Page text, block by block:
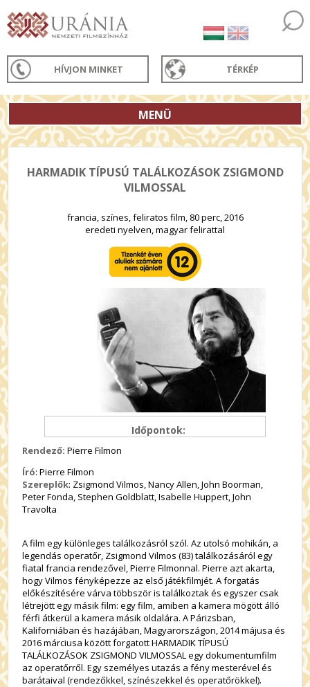
HÍVJON MINKET TÉRKÉP
MENÜ
HARMADIK TÍPUSÚ TALÁLKOZÁSOK ZSIGMOND
VILMOSSAL
francia, színes, feliratos film, 80 perc, 2016
eredeti nyelven, magyar felirattal
Időpontok:
Rendező: Pierre Filmon
Író: Pierre Filmon
Szereplők: Zsigmond Vilmos, Nancy Allen, John Boorman,
Peter Fonda, Stephen Goldblatt, Isabelle Huppert, John
Travolta
A film egy különleges találkozásról szól. Az utolsó mohikán, a
legendás operatőr, Zsigmond Vilmos (83) találkozásáról egy
fiatal francia rendezővel, Pierre Filmonnal. Pierre azt akarta,
hogy Vilmos fényképezze az első játékfilmjét. A forgatás
előkészítésére várva többször is találkoztak és egyszer csak
létrejött egy másik film: egy film, amiben a kamera mögött álló
férfi átkerül a kamera másik oldalára. A Párizsban,
Kaliforniában és hazájában, Magyarországon, 2014 májusa és
2016 márciusa között forgatott HARMADIK TÍPUSÚ
TALÁLKOZÁSOK ZSIGMOND VILMOSSAL egy dokumentumfilm
az operatőrről. Egy személyes utazás a fény mesterével és
barátaival (rendezőkkel, színészekkel és operatőrökkel).